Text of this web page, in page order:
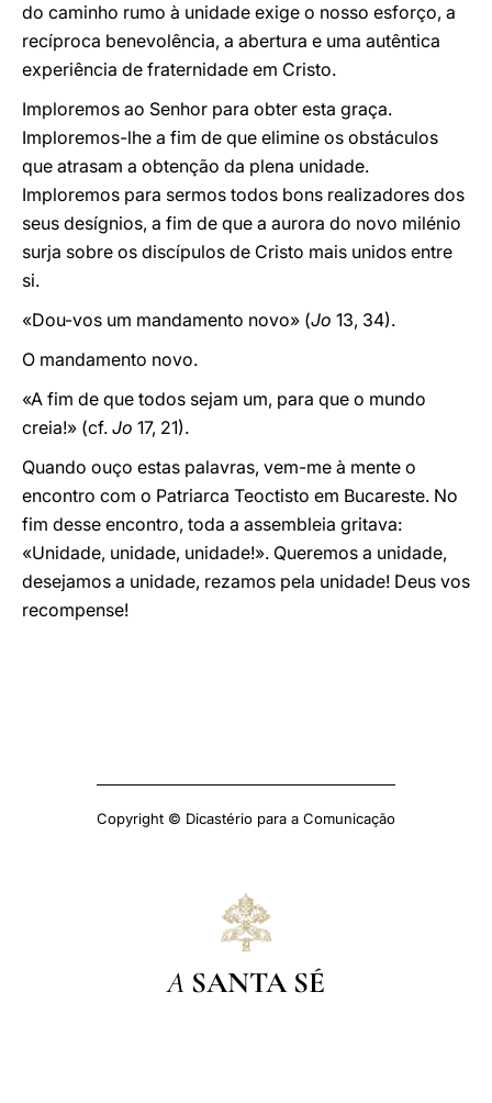
do caminho rumo à unidade exige o nosso esforço, a
recíproca benevolência, a abertura e uma autêntica
experiência de fraternidade em Cristo.
Imploremos ao Senhor para obter esta graça.
Imploremos-lhe a fim de que elimine os obstáculos
que atrasam a obtenção da plena unidade.
Imploremos para sermos todos bons realizadores dos
seus desígnios, a fim de que a aurora do novo milénio
surja sobre os discípulos de Cristo mais unidos entre
si.
«Dou-vos um mandamento novo» (Jo 13, 34).
O mandamento novo.
«A fim de que todos sejam um, para que o mundo
creia!» (cf. Jo 17, 21).
Quando ouço estas palavras, vem-me à mente o
encontro com o Patriarca Teoctisto em Bucareste. No
fim desse encontro, toda a assembleia gritava:
«Unidade, unidade, unidade!». Queremos a unidade,
desejamos a unidade, rezamos pela unidade! Deus vos
recompense!
Copyright © Dicastério para a Comunicação
A SANTA SÉ